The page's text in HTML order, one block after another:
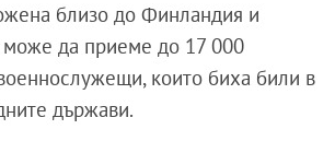
близо до Финландия и
може да приеме до 17 000
които биха били в
държави.